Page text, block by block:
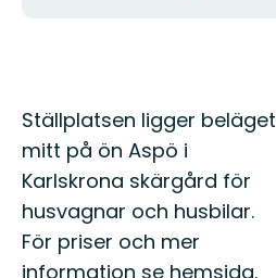
Beskrivning
Ställplatsen ligger beläget
mitt på ön Aspö i
Karlskrona skärgård för
husvagnar och husbilar.
För priser och mer
information se hemsida.